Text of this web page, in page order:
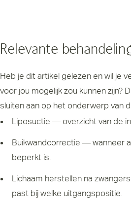
Relevante
Heb je dit artikel gelezen en wil je
voor jou mogelijk zou kunnen zijn?
sluiten aan op het onderwerp van
Liposuctie — overzicht van de
Buikwandcorrectie — wanneer
beperkt is.
Lichaam herstellen na
past bij welke uitgangspositie.